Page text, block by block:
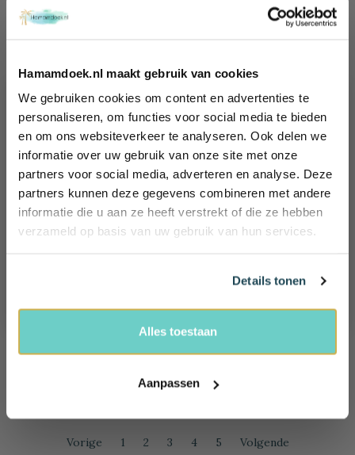
Hamamdoek.nl maakt gebruik van cookies
We gebruiken cookies om content en advertenties te
personaliseren, om functies voor social media te bieden
en om ons websiteverkeer te analyseren. Ook delen we
informatie over uw gebruik van onze site met onze
partners voor social media, adverteren en analyse. Deze
partners kunnen deze gegevens combineren met andere
informatie die u aan ze heeft verstrekt of die ze hebben
verzameld op basis van uw gebruik van hun services.
Details tonen
Alles toestaan
Aanpassen
Hamamdoek saunadoek
Daisy
Yellow - Dark Blue
€ 34,95
Hamamdoek saunadoek
Daisy
Lilac - Fuchsia
€ 34,95
Hamamdoek saunadoek
Beige
Hamamdoek saunadoek
Powder Pink
€ 24,95
Vorige 1 2 3 4 5 Volgende
Wil jij 10%
korting
ontvangen?
voordelen, (reis) tips én 10% korting!
Name